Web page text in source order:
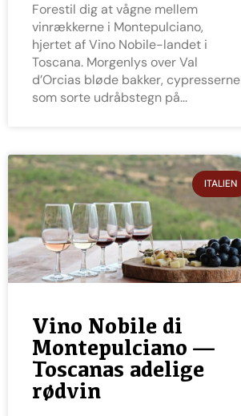
Forestil dig at vågne mellem
vinrækkerne i Montepulciano,
hjertet af Vino Nobile-landet i
Toscana. Morgenlys over Val
d’Orcias bløde bakker, cypresserne
som sorte udråbstegn på
ITALIEN
Vino Nobile di
Montepulciano —
Toscanas adelige
rødvin